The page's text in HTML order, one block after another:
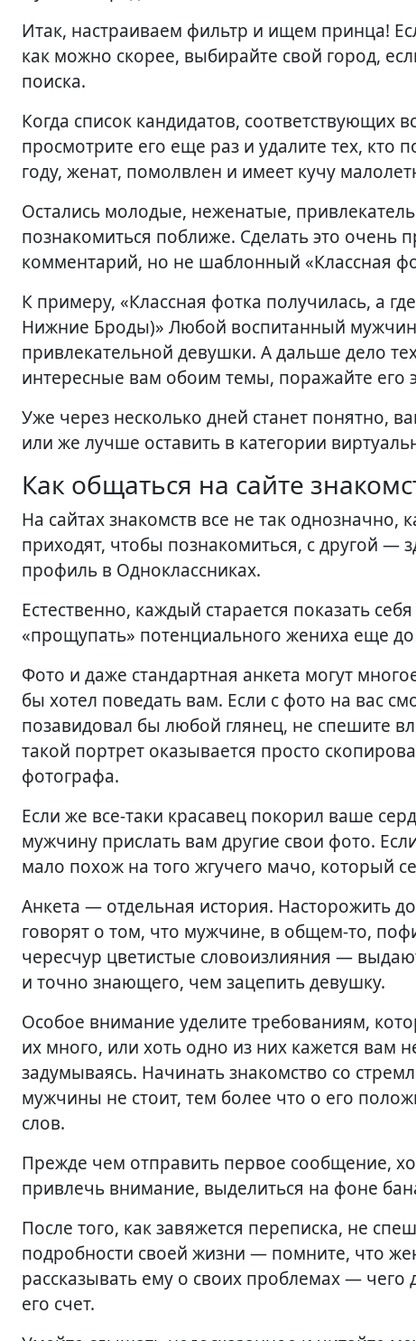
Итак, настраиваем фильтр и ищем принца!
как можно скорее, выбирайте свой город,
поиска.
Когда список кандидатов, соответствующих
просмотрите его еще раз и удалите тех,
году, женат, помолвлен и имеет кучу
Остались молодые, неженатые,
познакомиться поближе. Сделать это очень
комментарий, но не шаблонный «Классная
К примеру, «Классная фотка получилась, а
Нижние Броды)» Любой воспитанный
привлекательной девушки. А дальше дело
интересные вам обоим темы, поражайте его
Уже через несколько дней станет понятно,
или же лучше оставить в категории
Как общаться на сайте
На сайтах знакомств все не так однозначно,
приходят, чтобы познакомиться, с другой —
профиль в Одноклассниках.
Естественно, каждый старается показать
«прощупать» потенциального жениха еще до
Фото и даже стандартная анкета могут
бы хотел поведать вам. Если с фото на вас
позавидовал бы любой глянец, не спешите
такой портрет оказывается просто
фотографа.
Если же все-таки красавец покорил ваше
мужчину прислать вам другие свои фото.
мало похож на того жгучего мачо, который
Анкета — отдельная история. Насторожить
говорят о том, что мужчине, в общем-то,
чересчур цветистые словоизлияния —
и точно знающего, чем зацепить девушку.
Особое внимание уделите требованиям,
их много, или хоть одно из них кажется вам
задумываясь. Начинать знакомство со
мужчины не стоит, тем более что о его
слов.
Прежде чем отправить первое сообщение,
привлечь внимание, выделиться на фоне
После того, как завяжется переписка, не
подробности своей жизни — помните, что
рассказывать ему о своих проблемах —
его счет.